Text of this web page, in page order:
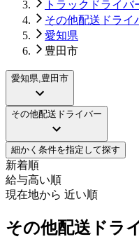
トラックドライバ
その他配送ドライ
愛知県
豊田市
愛知県,豊田市
その他配送ドライバー
細かく条件を指定して探す
新着順
給与高い順
現在地から 近い順
その他配送ドラ